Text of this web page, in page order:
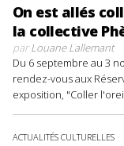
On est allés
la collective
parLouane Lallemant
Du 6 septembre au 3
rendez-vous aux
exposition, "Coller
ACTUALITÉS CULTURELLES